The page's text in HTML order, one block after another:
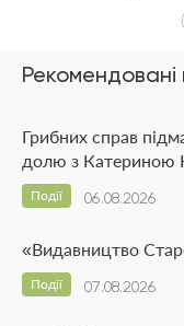
Грибних справ
долю з Катериною
06.08.2026
Події
«Видавництво
07.08.2026
Події